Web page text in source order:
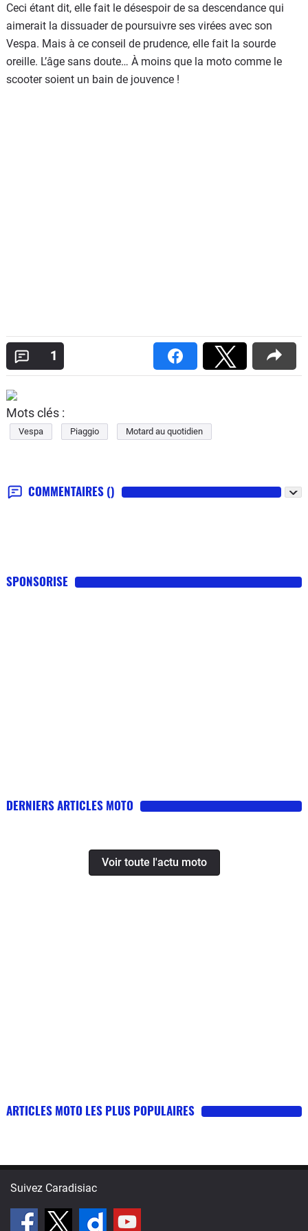
Ceci étant dit, elle fait le désespoir de sa descendance qui
aimerait la dissuader de poursuivre ses virées avec son
Vespa. Mais à ce conseil de prudence, elle fait la sourde
oreille. L’âge sans doute… À moins que la moto comme le
scooter soient un bain de jouvence !
1
Mots clés :
Vespa Piaggio Motard au quotidien
COMMENTAIRES ()
SPONSORISE
DERNIERS ARTICLES MOTO
Voir toute l'actu moto
ARTICLES MOTO LES PLUS POPULAIRES
Suivez Caradisiac